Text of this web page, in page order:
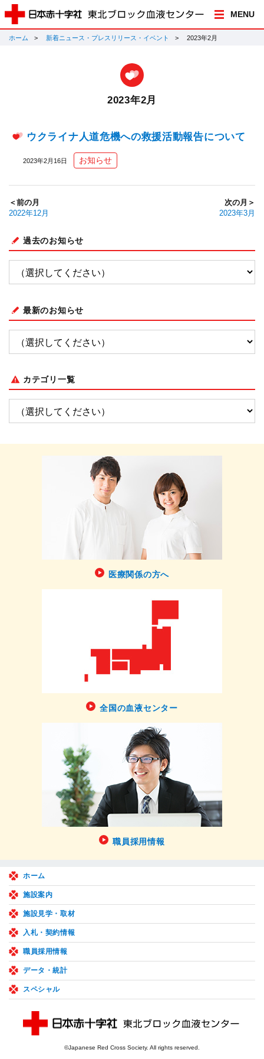
MENU
ホーム 新着ニュース・プレスリリース・イベント 2023年2月
2023年2月
ウクライナ人道危機への救援活動報告について
2023年2月16日 お知らせ
＜前の月
2022年12月
次の月＞
2023年3月
過去のお知らせ
最新のお知らせ
カテゴリ一覧
医療関係の方へ
全国の血液センター
職員採用情報
ホーム
施設案内
施設見学・取材
入札・契約情報
職員採用情報
データ・統計
スペシャル
©Japanese Red Cross Society. All rights reserved.